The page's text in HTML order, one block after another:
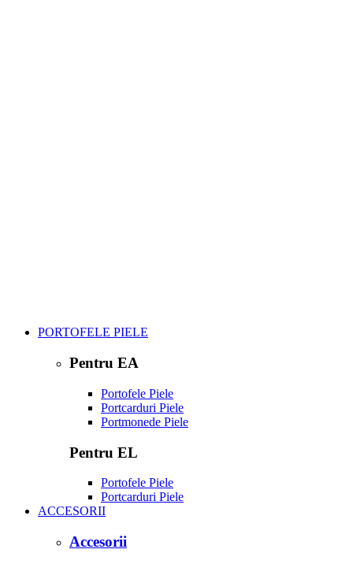
PORTOFELE PIELE
Pentru EA
Portofele Piele
Portcarduri Piele
Portmonede Piele
Pentru EL
Portofele Piele
Portcarduri Piele
ACCESORII
Accesorii